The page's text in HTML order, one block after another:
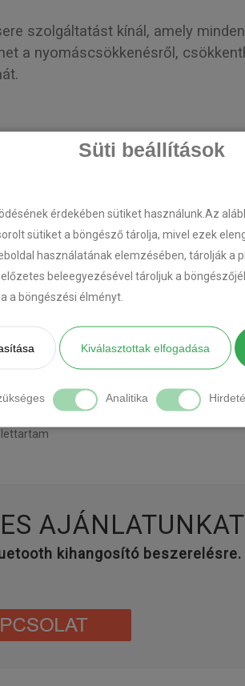
Süti beállítások
érdekében sütiket használunk.Az
sütiket a böngésző tárolja, mivel ezek
használatának elemzésében, tárolják
beleegyezésével tároljuk a
a böngészési élményt.
Kiválasztottak elfogadása
Analitika
szolgáltatást kínál, amely
a nyomáscsökkenésről,
idejű, megbízható és
kihangosító beszerelésre.